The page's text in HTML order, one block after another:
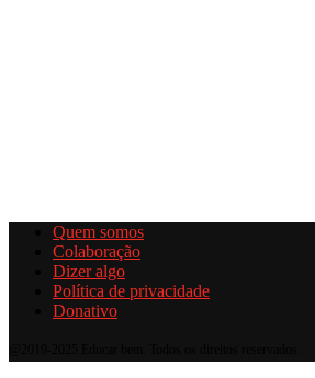
Quem somos
Colaboração
Dizer algo
Política de privacidade
Donativo